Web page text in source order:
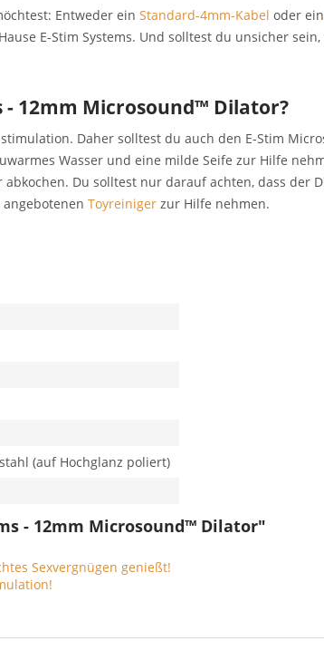
Entweder ein Standard-4mm-Kabel oder ein
E-Stim Systems. Und solltest du unsicher
- 12mm Microsound™ Dilator?
Daher solltest du auch den E-Stim
Wasser und eine milde Seife zur Hilfe
Du solltest nur darauf achten, dass der
Toyreiniger zur Hilfe nehmen.
(auf Hochglanz poliert)
- 12mm Microsound™ Dilator"
Sexvergnügen genießt!